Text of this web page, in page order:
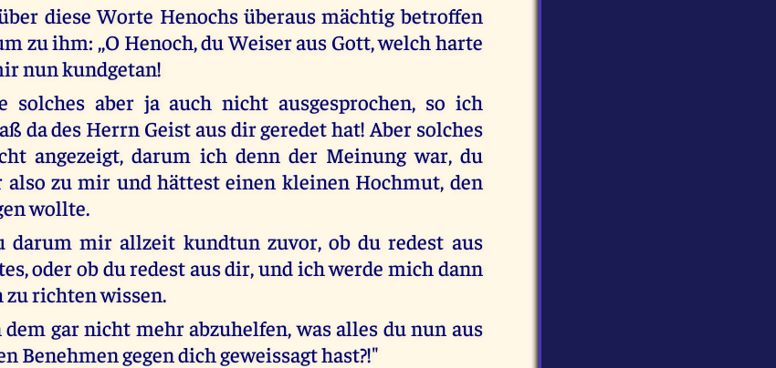
diese Worte Henochs überaus mächtig betroffen
zu ihm: ,,O Henoch, du Weiser aus Gott, welch harte
nun kundgetan!
solches aber ja auch nicht ausgesprochen, so ich
da des Herrn Geist aus dir geredet hat! Aber solches
angezeigt, darum ich denn der Meinung war, du
also zu mir und hättest einen kleinen Hochmut, den
wollte.
darum mir allzeit kundtun zuvor, ob du redest aus
oder ob du redest aus dir, und ich werde mich dann
zu richten wissen.
dem gar nicht mehr abzuhelfen, was alles du nun aus
Benehmen gegen dich geweissagt hast?!"